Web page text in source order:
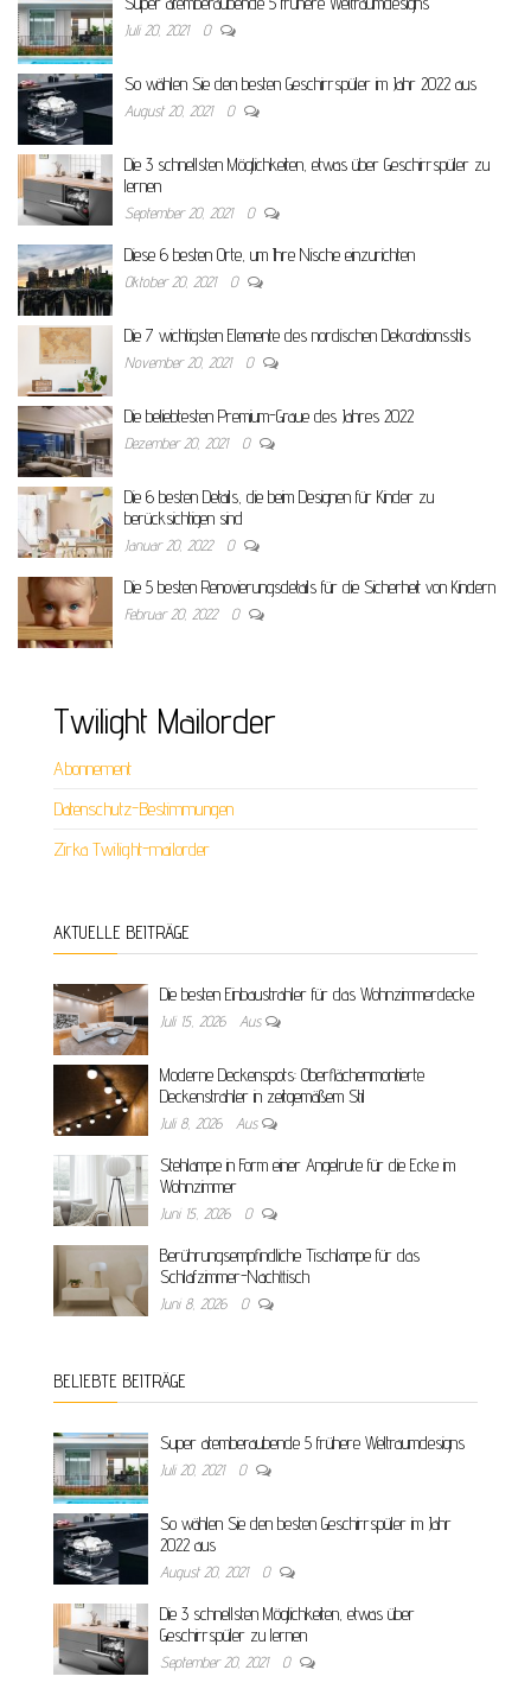
Juli 20, 2021 0
So wählen Sie den besten Geschirrspüler im Jahr 2022 aus
August 20, 2021 0
Die 3 schnellsten Möglichkeiten, etwas über Geschirrspüler zu
lernen
September 20, 2021 0
Diese 6 besten Orte, um Ihre Nische einzurichten
Oktober 20, 2021 0
Die 7 wichtigsten Elemente des nordischen Dekorationsstils
November 20, 2021 0
Die beliebtesten Premium-Graue des Jahres 2022
Dezember 20, 2021 0
Die 6 besten Details, die beim Designen für Kinder zu
berücksichtigen sind
Januar 20, 2022 0
Die 5 besten Renovierungsdetails für die Sicherheit von Kindern
Februar 20, 2022 0
Twilight Mailorder
Abonnement
Datenschutz-Bestimmungen
Zirka Twilight-mailorder
AKTUELLE BEITRÄGE
Die besten Einbaustrahler für das Wohnzimmerdecke
Juli 15, 2026 Aus
Moderne Deckenspots: Oberflächenmontierte
Deckenstrahler in zeitgemäßem Stil
Juli 8, 2026 Aus
Stehlampe in Form einer Angelrute für die Ecke im
Wohnzimmer
Juni 15, 2026 0
Berührungsempfindliche Tischlampe für das
Schlafzimmer-Nachttisch
Juni 8, 2026 0
BELIEBTE BEITRÄGE
Super atemberaubende 5 frühere Weltraumdesigns
Juli 20, 2021 0
So wählen Sie den besten Geschirrspüler im Jahr
2022 aus
August 20, 2021 0
Die 3 schnellsten Möglichkeiten, etwas über
Geschirrspüler zu lernen
September 20, 2021 0